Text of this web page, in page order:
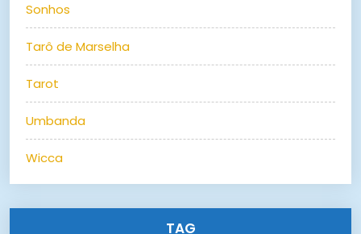
Sonhos
Tarô de Marselha
Tarot
Umbanda
Wicca
TAG